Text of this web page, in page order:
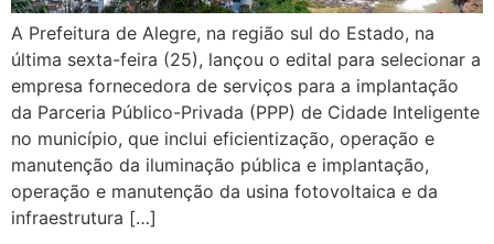
A Prefeitura de Alegre, na região sul do Estado, na
última sexta-feira (25), lançou o edital para selecionar a
empresa fornecedora de serviços para a implantação
da Parceria Público-Privada (PPP) de Cidade Inteligente
no município, que inclui eficientização, operação e
manutenção da iluminação pública e implantação,
operação e manutenção da usina fotovoltaica e da
infraestrutura […]